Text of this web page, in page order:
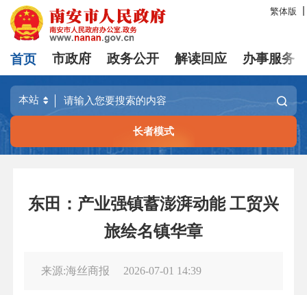
繁体版
首页 市政府 政务公开 解读回应 办事服务
长者模式
东田：产业强镇蓄澎湃动能 工贸兴
旅绘名镇华章
来源:海丝商报 2026-07-01 14:39